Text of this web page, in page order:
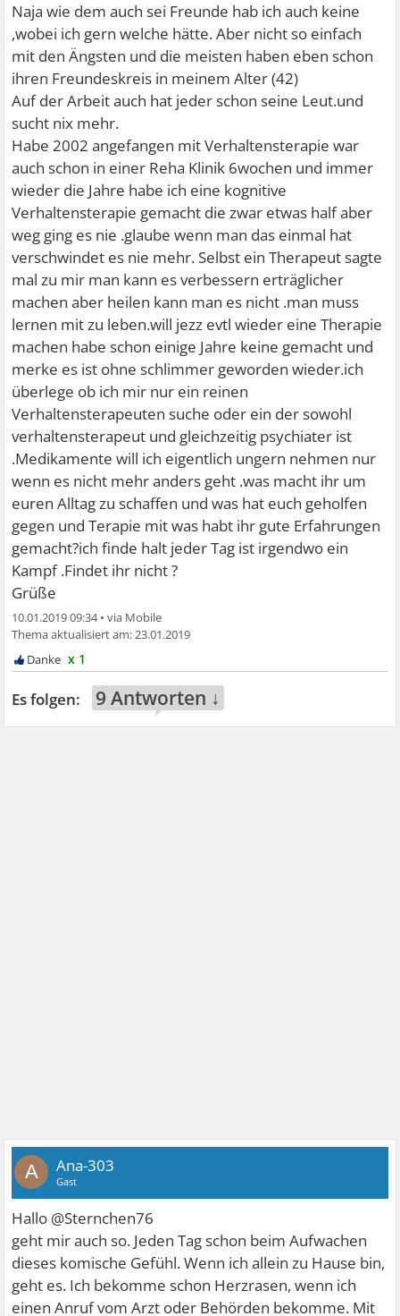
Naja wie dem auch sei Freunde hab ich auch keine
,wobei ich gern welche hätte. Aber nicht so einfach
mit den Ängsten und die meisten haben eben schon
ihren Freundeskreis in meinem Alter (42)
Auf der Arbeit auch hat jeder schon seine Leut.und
sucht nix mehr.
Habe 2002 angefangen mit Verhaltensterapie war
auch schon in einer Reha Klinik 6wochen und immer
wieder die Jahre habe ich eine kognitive
Verhaltensterapie gemacht die zwar etwas half aber
weg ging es nie .glaube wenn man das einmal hat
verschwindet es nie mehr. Selbst ein Therapeut sagte
mal zu mir man kann es verbessern erträglicher
machen aber heilen kann man es nicht .man muss
lernen mit zu leben.will jezz evtl wieder eine Therapie
machen habe schon einige Jahre keine gemacht und
merke es ist ohne schlimmer geworden wieder.ich
überlege ob ich mir nur ein reinen
Verhaltensterapeuten suche oder ein der sowohl
verhaltensterapeut und gleichzeitig psychiater ist
.Medikamente will ich eigentlich ungern nehmen nur
wenn es nicht mehr anders geht .was macht ihr um
euren Alltag zu schaffen und was hat euch geholfen
gegen und Terapie mit was habt ihr gute Erfahrungen
gemacht?ich finde halt jeder Tag ist irgendwo ein
Kampf .Findet ihr nicht ?
Grüße
10.01.2019 09:34•
23.01.2019
x 1
9 Antworten ↓
A Ana-303
Gast
Hallo @Sternchen76
geht mir auch so. Jeden Tag schon beim Aufwachen
dieses komische Gefühl. Wenn ich allein zu Hause bin,
geht es. Ich bekomme schon Herzrasen, wenn ich
einen Anruf vom Arzt oder Behörden bekomme. Mit